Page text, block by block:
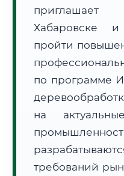
Тел. код:
Почтовые индексы:
Часовой пояс:
🗺️ Зона обслуживания: г.
приглашает
Хабаровске
пройти
по программе
на
требований